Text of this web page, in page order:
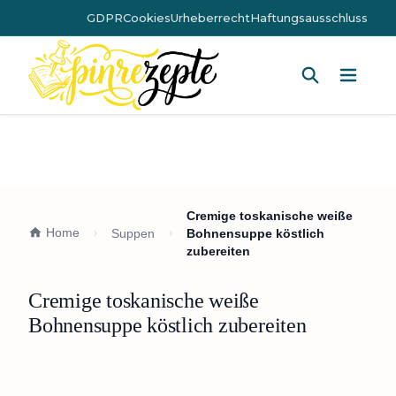
GDPRCookiesUrheberrechtHaftungsausschluss
Home Suppen
Cremige toskanische weiße
Bohnensuppe köstlich
zubereiten
Cremige toskanische weiße
Bohnensuppe köstlich zubereiten